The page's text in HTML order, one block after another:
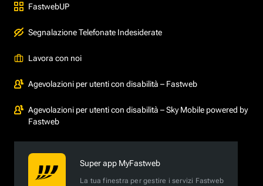
FastwebUP
Segnalazione Telefonate Indesiderate
Lavora con noi
Agevolazioni per utenti con disabilità – Fastweb
Agevolazioni per utenti con disabilità – Sky Mobile powered by
Fastweb
Super app MyFastweb
La tua finestra per gestire i servizi Fastweb